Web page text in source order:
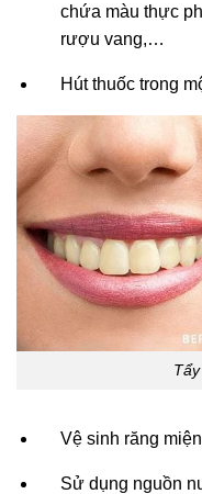
chứa màu thực
rượu vang,…
Hút thuốc trong
Vệ sinh răng
Sử dụng nguồn